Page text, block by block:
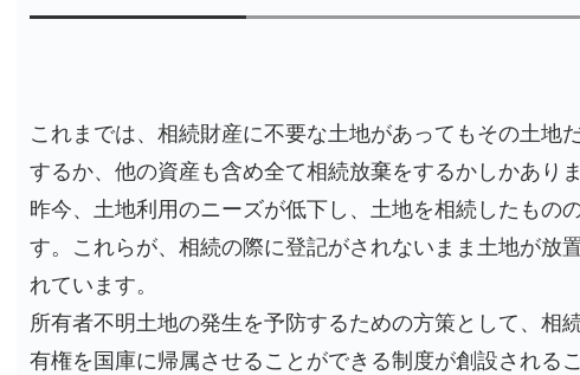
これまでは、相続財産に不要な土地があってもその土
するか、他の資産も含め全て相続放棄をするかしかあり
昨今、土地利用のニーズが低下し、土地を相続したもの
す。これらが、相続の際に登記がされないまま土地が放
れています。
所有者不明土地の発生を予防するための方策として、相
有権を国庫に帰属させることができる制度が創設される